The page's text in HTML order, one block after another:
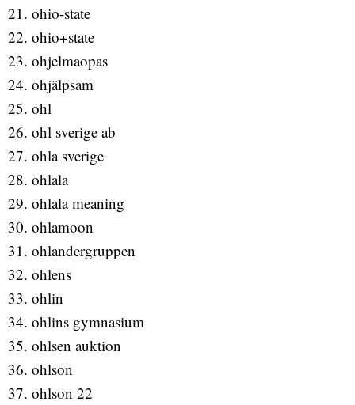
ohio-state
ohio+state
ohjelmaopas
ohjälpsam
ohl
ohl sverige ab
ohla sverige
ohlala
ohlala meaning
ohlamoon
ohlandergruppen
ohlens
ohlin
ohlins gymnasium
ohlsen auktion
ohlson
ohlson 22